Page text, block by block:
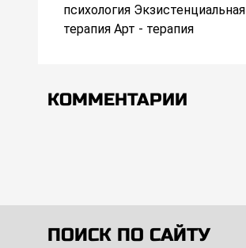
психология Экзистенциальная
терапия Арт - терапия
КОММЕНТАРИИ
ПОИСК ПО САЙТУ